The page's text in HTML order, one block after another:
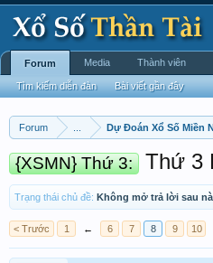
Forum Dự Đoán Xổ Số Miền
{XSMN} Thứ 3: Thứ 3
Trạng thái chủ đề: Không mở trả lời sau
< Trước 1 ← 6 7 8 9 10
Forum
Tìm kiếm diễn đàn Bài viết gần đây
Media Thành viên